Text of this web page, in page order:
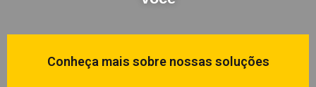
Conheça mais sobre nossas soluções